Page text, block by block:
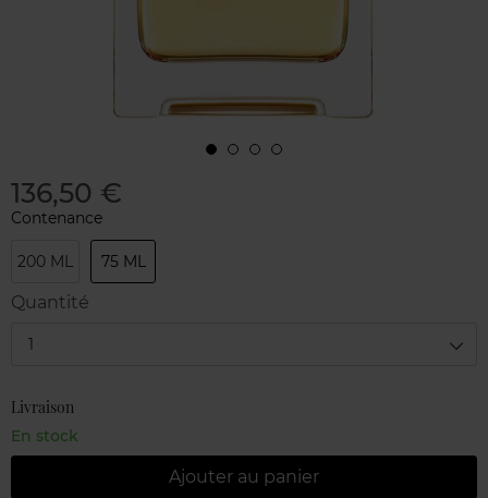
136,50 €
Contenance
200 ML 75 ML
Quantité
1
Livraison
En stock
Ajouter au panier